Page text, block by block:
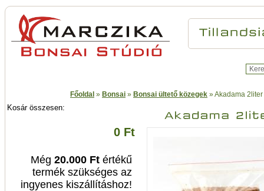
Főoldal » Bonsai » Bonsai ültető közegek »Akadama 2liter
Kosár összesen:
0 Ft
Még 20.000 Ft értékű
termék szükséges az
ingyenes kiszállításhoz!